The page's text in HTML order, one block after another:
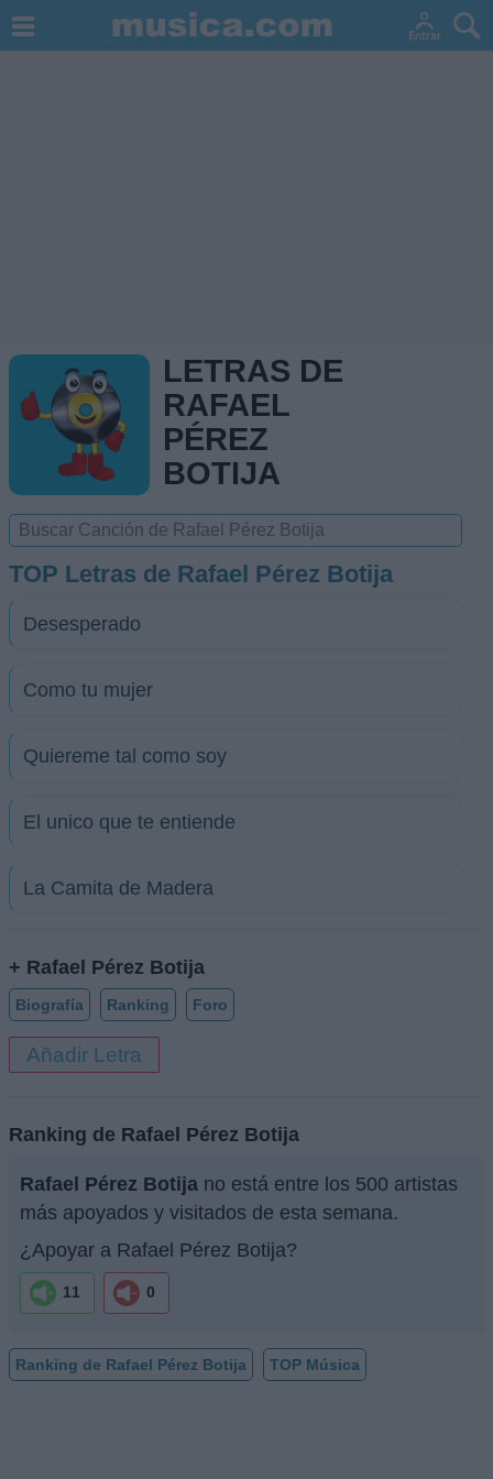
LETRAS DE
RAFAEL
PÉREZ
BOTIJA
TOP Letras de Rafael Pérez Botija
Desesperado
Como tu mujer
Quiereme tal como soy
El unico que te entiende
La Camita de Madera
+ Rafael Pérez Botija
Biografía Ranking Foro
Añadir Letra
Ranking de Rafael Pérez Botija
Rafael Pérez Botija no está entre los 500 artistas
más apoyados y visitados de esta semana.
¿Apoyar a Rafael Pérez Botija?
11 0
Ranking de Rafael Pérez Botija TOP Música